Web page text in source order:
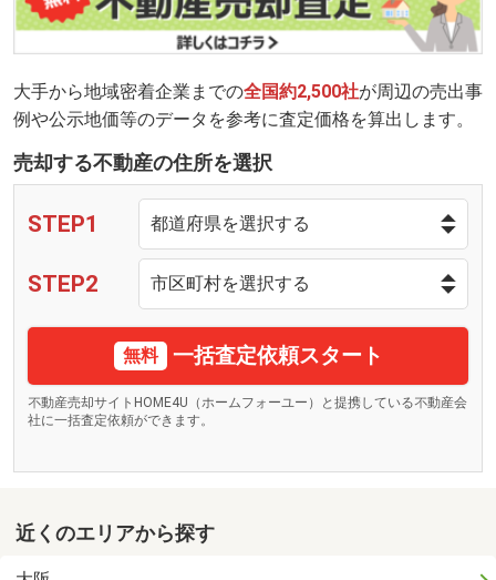
大手から地域密着企業までの全国約2,500社が周辺の売出事
例や公示地価等のデータを参考に査定価格を算出します。
売却する不動産の住所を選択
STEP1
STEP2
無料 一括査定依頼スタート
不動産売却サイトHOME4U（ホームフォーユー）と提携している不動産会
社に一括査定依頼ができます。
近くのエリアから探す